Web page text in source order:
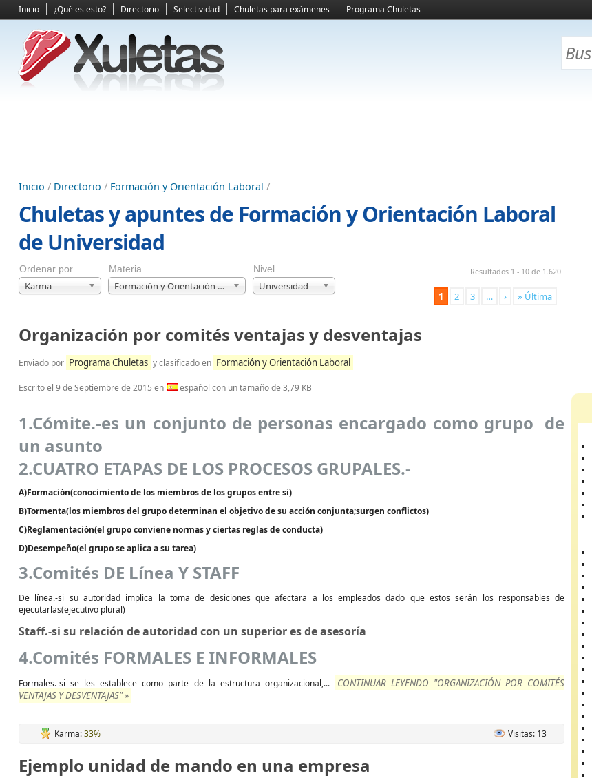
Inicio ¿Qué es esto? Directorio Selectividad Chuletas para exámenes Programa Chuletas
Inicio / Directorio / Formación y Orientación Laboral /
Chuletas y apuntes de Formación y Orientación Laboral
de Universidad
Ordenar por
Karma
Materia
Formación y Orientación Laboral
Nivel
Universidad
Resultados 1 - 10 de 1.620
1 2 3 … › » Última
Organización por comités ventajas y desventajas
Enviado por Programa Chuletas y clasificado en Formación y Orientación Laboral
Escrito el 9 de Septiembre de 2015 en español con un tamaño de 3,79 KB
1.Cómite.-es un conjunto de personas encargado como grupo de
un asunto
2.CUATRO ETAPAS DE LOS PROCESOS GRUPALES.-
A)Formación(conocimiento de los miembros de los grupos entre si)
B)Tormenta(los miembros del grupo determinan el objetivo de su acción conjunta;surgen conflictos)
C)Reglamentación(el grupo conviene normas y ciertas reglas de conducta)
D)Desempeño(el grupo se aplica a su tarea)
3.Comités DE Línea Y STAFF
De línea.-si su autoridad implica la toma de desiciones que afectara a los empleados dado que estos serán los responsables de
ejecutarlas(ejecutivo plural)
Staff.-si su relación de autoridad con un superior es de asesoría
4.Comités FORMALES E INFORMALES
Formales.-si se les establece como parte de la estructura organizacional,...
CONTINUAR LEYENDO "ORGANIZACIÓN POR COMITÉS
VENTAJAS Y DESVENTAJAS" »
Karma:33% Visitas: 13
Ejemplo unidad de mando en una empresa